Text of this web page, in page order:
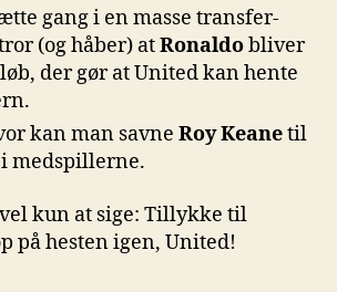
gang i en masse transfer-
(og håber) atRonaldobliver
der gør at United kan hente
kan man savne Roy Keanetil
medspillerne.
kun at sige: Tillykke til
på hesten igen, United!